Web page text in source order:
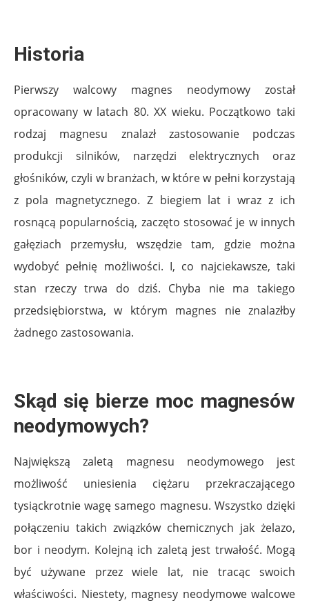
Historia
Pierwszy walcowy magnes neodymowy został
opracowany w latach 80. XX wieku. Początkowo taki
rodzaj magnesu znalazł zastosowanie podczas
produkcji silników, narzędzi elektrycznych oraz
głośników, czyli w branżach, w które w pełni korzystają
z pola magnetycznego. Z biegiem lat i wraz z ich
rosnącą popularnością, zaczęto stosować je w innych
gałęziach przemysłu, wszędzie tam, gdzie można
wydobyć pełnię możliwości. I, co najciekawsze, taki
stan rzeczy trwa do dziś. Chyba nie ma takiego
przedsiębiorstwa, w którym magnes nie znalazłby
żadnego zastosowania.
Skąd się bierze moc magnesów
neodymowych?
Największą zaletą magnesu neodymowego jest
możliwość uniesienia ciężaru przekraczającego
tysiąckrotnie wagę samego magnesu. Wszystko dzięki
połączeniu takich związków chemicznych jak żelazo,
bor i neodym. Kolejną ich zaletą jest trwałość. Mogą
być używane przez wiele lat, nie tracąc swoich
właściwości. Niestety, magnesy neodymowe walcowe